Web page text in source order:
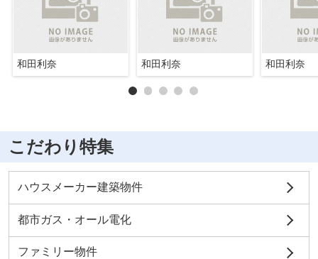
和田利奈 和田利奈 和田利奈
こだわり特集
ハウスメーカー建築物件
都市ガス・オール電化
ファミリー物件